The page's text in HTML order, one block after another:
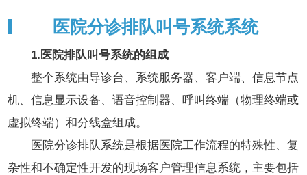
医院分诊排队叫号系统系统
1.医院排队叫号系统的组成
整个系统由导诊台、系统服务器、客户端、信息节点
机、信息显示设备、语音控制器、呼叫终端（物理终端或
虚拟终端）和分线盒组成。
医院分诊排队系统是根据医院工作流程的特殊性、复
杂性和不确定性开发的现场客户管理信息系统，主要包括